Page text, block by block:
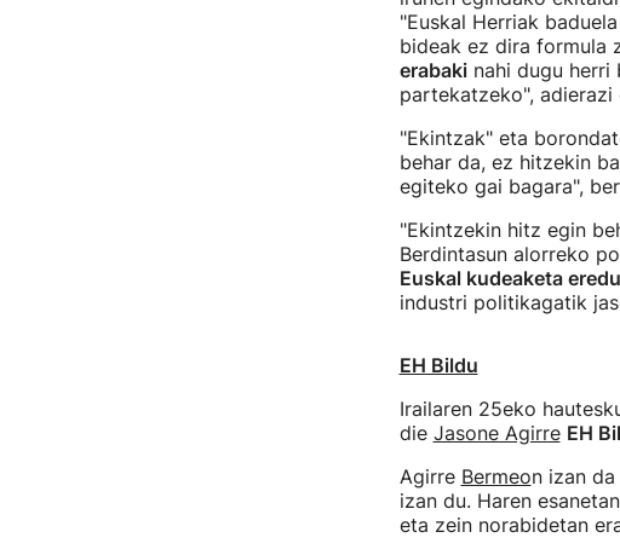
"Euskal Herriak
bideak ez dira formula
erabakinahi dugu herri
partekatzeko", adierazi
"Ekintzak" eta
behar da, ez hitzekin
egiteko gai bagara",
"Ekintzekin hitz egin
Berdintasun alorreko
Euskal kudeaketa
industri politikagatik
EH Bildu
Irailaren 25eko
die Jasone Agirre EH
Agirre Bermeon izan
izan du. Haren
eta zein norabidetan